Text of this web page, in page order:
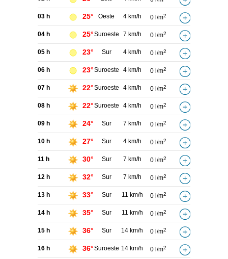
03 h 25° Oeste 4 km/h 0 l/m2
04 h 25°Suroeste 7 km/h 0 l/m2
05 h 23° Sur 4 km/h 0 l/m2
06 h 23°Suroeste 4 km/h 0 l/m2
07 h 22°Suroeste 4 km/h 0 l/m2
08 h 22°Suroeste 4 km/h 0 l/m2
09 h 24° Sur 7 km/h 0 l/m2
10 h 27° Sur 4 km/h 0 l/m2
11 h 30° Sur 7 km/h 0 l/m2
12 h 32° Sur 7 km/h 0 l/m2
13 h 33° Sur 11 km/h 0 l/m2
14 h 35° Sur 11 km/h 0 l/m2
15 h 36° Sur 14 km/h 0 l/m2
16 h 36°Suroeste 14 km/h 0 l/m2